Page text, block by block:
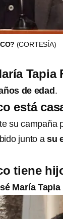
(CORTESÍA)
Tapia
de edad.
está
su campaña
junto a su
tiene
María